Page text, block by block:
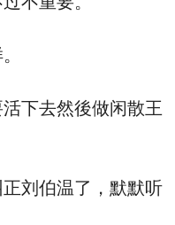
下去然後做闲散王
刘伯温了，默默听